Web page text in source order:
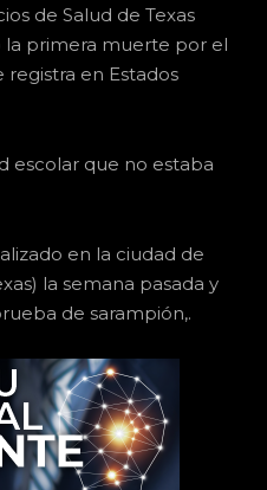
de Salud de Texas
la primera muerte por el
en Estados
escolar que no estaba
en la ciudad de
la semana pasada y
de sarampión,.